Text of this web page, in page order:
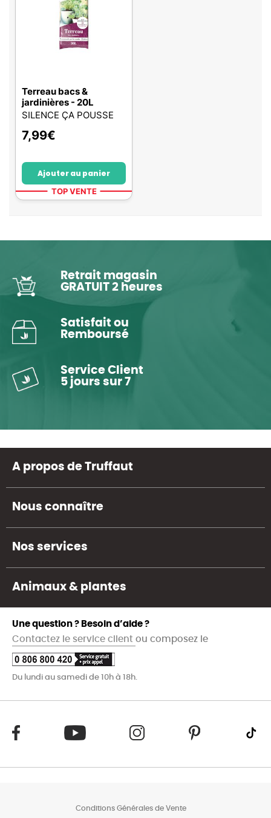
Terreau bacs &
jardinières - 20L
SILENCE ÇA POUSSE
7,99€
Ajouter au panier
TOP VENTE
Retrait magasin
GRATUIT 2 heures
Satisfait ou
Remboursé
Service Client
5 jours sur 7
A propos de Truffaut
Nous connaître
Nos services
Animaux & plantes
Une question ? Besoin d’aide ?
Contactez le service client ou composez le
Du lundi au samedi de 10h à 18h.
Conditions Générales de Vente